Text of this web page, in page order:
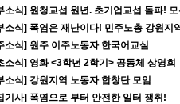
식] 원청교섭 원년. 초기업교섭 돌파! 모든 노동자의 노동기본권 쟁
식] 폭염은 재난이다! 민주노총 강원지역본부 폭
소식] 원주 이주노동자 한국어교실
소식] 영화 <3학년 2학기> 공동체 상영회
소식] 강원지역 노동자 합창단 모임
기사] 폭염으로 부터 안전한 일터 쟁취!